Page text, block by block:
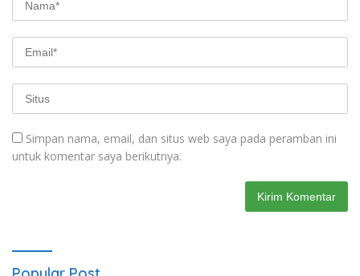
Simpan nama, email, dan situs web saya pada peramban ini
untuk komentar saya berikutnya.